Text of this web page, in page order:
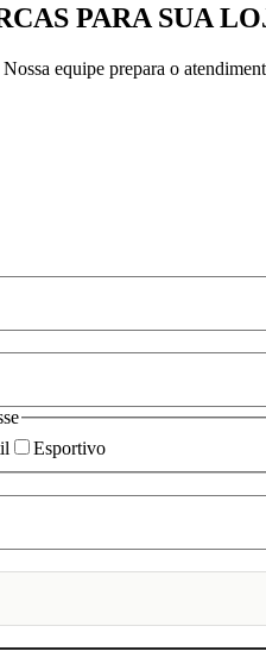
PARA SUA
equipe prepara o
Esportivo